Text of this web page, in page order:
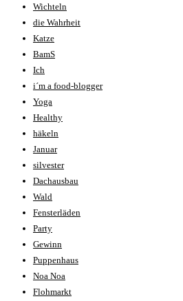
Wichteln
die Wahrheit
Katze
BamS
Ich
i´m a food-blogger
Yoga
Healthy
häkeln
Januar
silvester
Dachausbau
Wald
Fensterläden
Party
Gewinn
Puppenhaus
Noa Noa
Flohmarkt